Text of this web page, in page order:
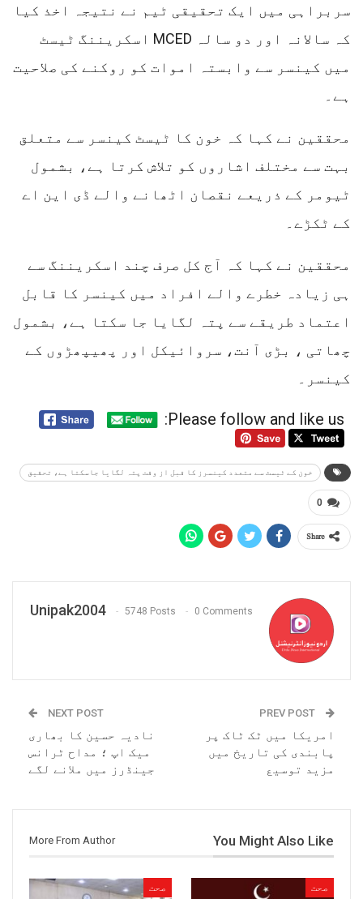
سربراہی میں ایک تحقیقی ٹیم نے نتیجہ اخذ کیا
کہ سالانہ اور دو سالہ MCED اسکریننگ ٹیسٹ
میں کینسر سے وابستہ اموات کو روکنے کی صلاحیت
ہے۔
محققین نے کہا کہ خون کا ٹیسٹ کینسر سے متعلق
بہت سے مختلف اشاروں کو تلاش کرتا ہے، بشمول
ٹیومر کے ذریعے نقصان اٹھانے والے ڈی این اے
کے ٹکڑے۔
محققین نے کہا کہ آج کل صرف چند اسکریننگ سے
ہی زیادہ خطرے والے افراد میں کینسر کا قابل
اعتماد طریقے سے پتہ لگایا جا سکتا ہے، بشمول
چھاتی ، بڑی آنت، سروائیکل اور پھیپھڑوں کے
کینسر۔
Please follow and like us:
خون کے ٹیسٹ سے متعدد کینسرز کا قبل از وقت پتہ لگایا جاسکتا ہے، تحقیق
0
Share
Unipak2004 5748 Posts 0 Comments
امریکا میں ٹک ٹاک پر
پابندی کی تاریخ میں
مزید توسیع
NEXT POST
نادیہ حسین کا بھاری
میک اپ ؛ مداح ٹرانس
جینڈرز میں ملانے لگے
You Might Also Like
More From Author
صحت صحت